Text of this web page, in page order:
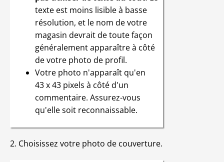
texte est moins lisible à basse
résolution, et le nom de votre
magasin devrait de toute façon
généralement apparaître à côté
de votre photo de profil.
Votre photo n'apparaît qu'en
43 x 43 pixels à côté d'un
commentaire. Assurez-vous
qu'elle soit reconnaissable.
2. Choisissez votre photo de couverture.